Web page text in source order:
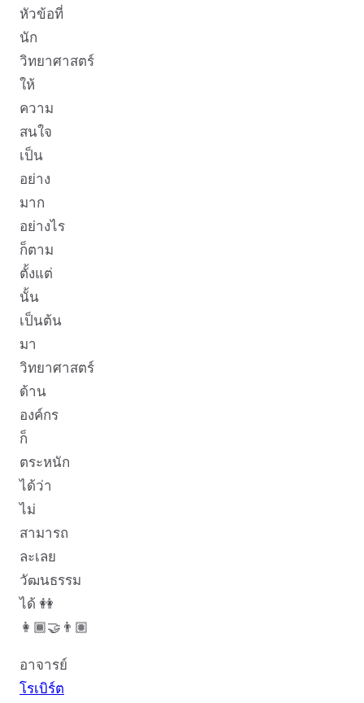
หัวข้อที่
นัก
วิทยาศาสตร์
ให้
ความ
สนใจ
เป็น
อย่าง
มาก
อย่างไร
ก็ตาม
ตั้งแต่
นั้น
เป็นต้น
มา
วิทยาศาสตร์
ด้าน
องค์กร
ก็
ตระหนัก
ได้ว่า
ไม่
สามารถ
ละเลย
วัฒนธรรม
ได้ 👭
👩🏾‍🤝‍👨🏽
อาจารย์
โรเบิร์ต